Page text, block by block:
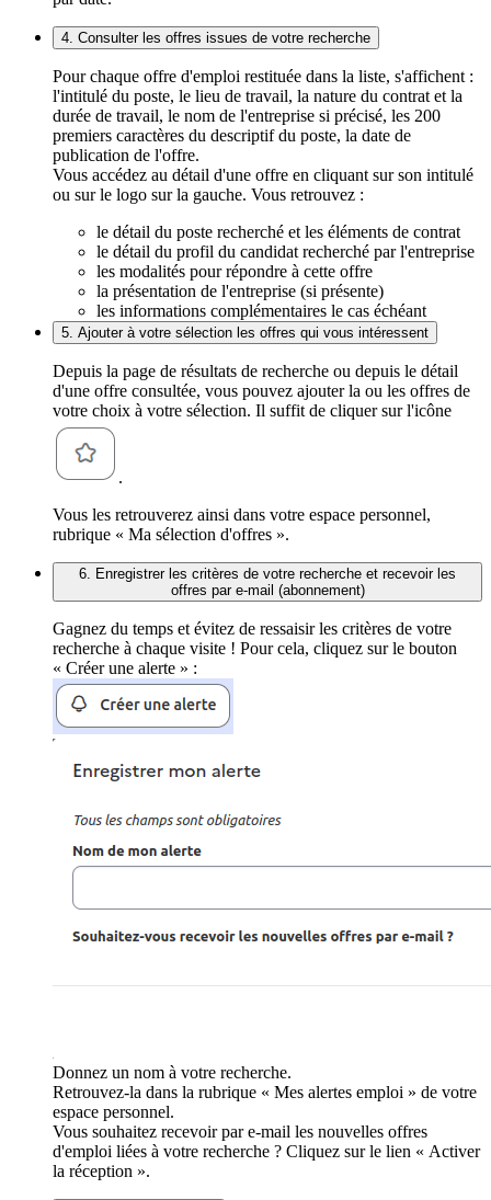
4. Consulter les offres issues de votre recherche
Pour chaque offre d'emploi restituée dans la liste, s'affichent :
l'intitulé du poste, le lieu de travail, la nature du contrat et la
durée de travail, le nom de l'entreprise si précisé, les 200
premiers caractères du descriptif du poste, la date de
publication de l'offre.
Vous accédez au détail d'une offre en cliquant sur son intitulé
ou sur le logo sur la gauche. Vous retrouvez :
le détail du poste recherché et les éléments de contrat
le détail du profil du candidat recherché par l'entreprise
les modalités pour répondre à cette offre
la présentation de l'entreprise (si présente)
les informations complémentaires le cas échéant
5. Ajouter à votre sélection les offres qui vous intéressent
Depuis la page de résultats de recherche ou depuis le détail
d'une offre consultée, vous pouvez ajouter la ou les offres de
votre choix à votre sélection. Il suffit de cliquer sur l'icône
.
Vous les retrouverez ainsi dans votre espace personnel,
rubrique « Ma sélection d'offres ».
6. Enregistrer les critères de votre recherche et recevoir les
offres par e-mail (abonnement)
Gagnez du temps et évitez de ressaisir les critères de votre
recherche à chaque visite ! Pour cela, cliquez sur le bouton
« Créer une alerte » :
Donnez un nom à votre recherche.
Retrouvez-la dans la rubrique « Mes alertes emploi » de votre
espace personnel.
Vous souhaitez recevoir par e-mail les nouvelles offres
d'emploi liées à votre recherche ? Cliquez sur le lien « Activer
la réception ».